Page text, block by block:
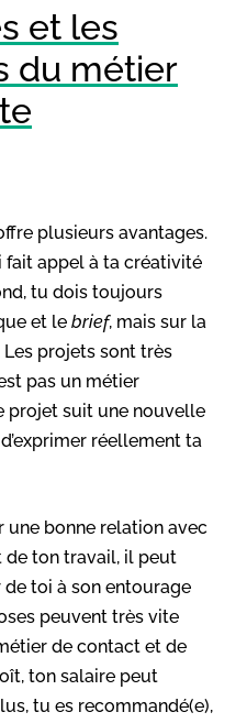
et les
du métier
plusieurs avantages.
fait appel à ta créativité
tu dois toujours
et le brief, mais sur la
projets sont très
pas un métier
projet suit une nouvelle
réellement ta
une bonne relation avec
de ton travail, il peut
toi à son entourage
peuvent très vite
de contact et de
ton salaire peut
tu es recommandé(e),